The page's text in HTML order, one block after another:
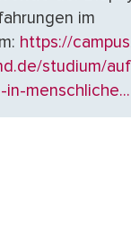
im
https://
studium/
in-menschliche...